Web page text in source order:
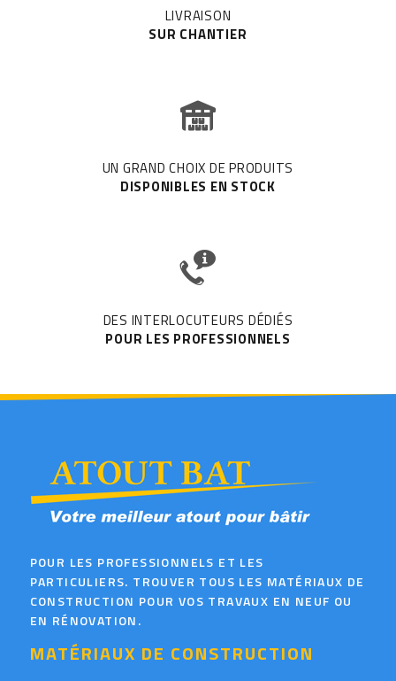
LIVRAISON
SUR CHANTIER
UN GRAND CHOIX DE PRODUITS
DISPONIBLES EN STOCK
DES INTERLOCUTEURS DÉDIÉS
POUR LES PROFESSIONNELS
POUR LES PROFESSIONNELS ET LES
PARTICULIERS. TROUVER TOUS LES MATÉRIAUX DE
CONSTRUCTION POUR VOS TRAVAUX EN NEUF OU
EN RÉNOVATION.
MATÉRIAUX DE CONSTRUCTION